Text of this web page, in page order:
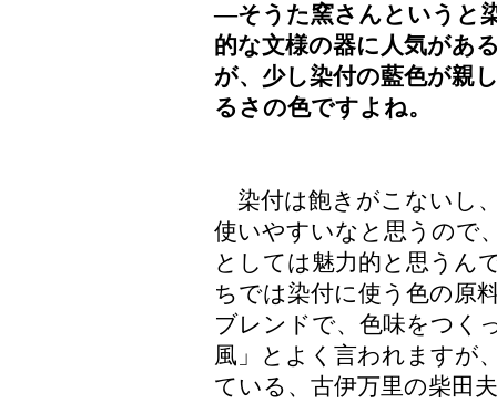
―そうた窯さんというと
的な文様の器に人気があ
が、少し染付の藍色が親
るさの色ですよね。
染付は飽きがこないし
使いやすいなと思うので
としては魅力的と思うん
ちでは染付に使う色の原
ブレンドで、色味をつく
風」とよく言われますが
ている、古伊万里の柴田